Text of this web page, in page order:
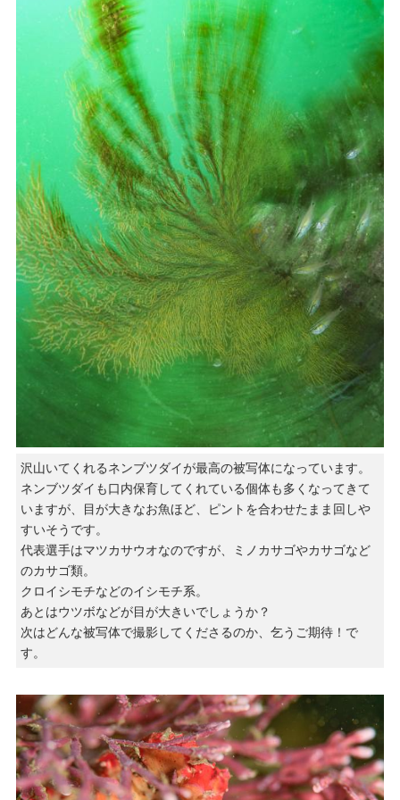
沢山いてくれるネンブツダイが最高の被写体になっています。
ネンブツダイも口内保育してくれている個体も多くなってきて
いますが、目が大きなお魚ほど、ピントを合わせたまま回しや
すいそうです。
代表選手はマツカサウオなのですが、ミノカサゴやカサゴなど
のカサゴ類。
クロイシモチなどのイシモチ系。
あとはウツボなどが目が大きいでしょうか？
次はどんな被写体で撮影してくださるのか、乞うご期待！で
す。